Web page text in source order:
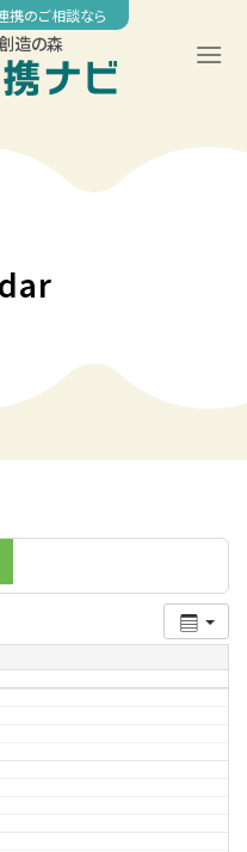
携のご相談なら
造の森